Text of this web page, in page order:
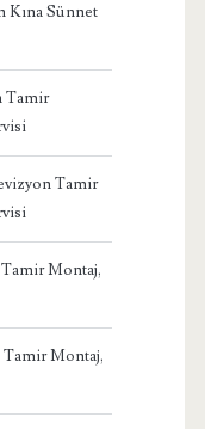
Kına Sünnet
Tamir
Tamir
Montaj,
Tamir Montaj,